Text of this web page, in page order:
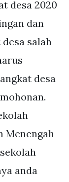
desa 2020
dan
salah
desa
Menengah
anda